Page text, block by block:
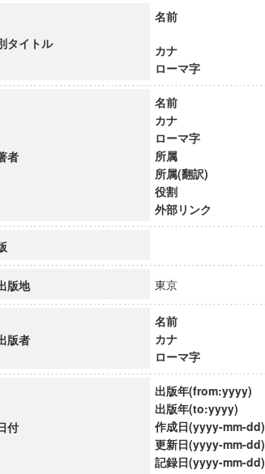
研究科
タイトル
名前
カナ
ローマ字
者
名前
カナ
ローマ字
所属
所属(翻訳)
役割
外部リンク
版地 東京
版者
名前
カナ
ローマ字
付
出版年(from:yyyy)
出版年(to:yyyy)
作成日(yyyy-mm-dd)
更新日(yyyy-mm-dd)
記録日(yyyy-mm-dd)